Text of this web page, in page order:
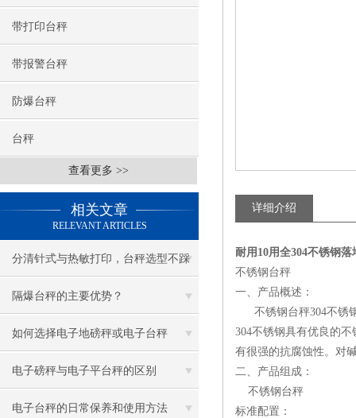
带打印台秤
带报警台秤
防爆台秤
台秤
查看更多 >>
相关文章
RELEVANT ARTICLES
分清针式与热敏打印，台秤选型不踩
坑
隔爆台秤的主要优势？
如何选择电子地磅秤或电子台秤
电子磅秤与电子平台秤的区别
电子台秤的日常保养和使用方法
详细介绍
耐用10用全304不锈钢
不锈钢台秤
一、产品概述：
不锈钢台秤304不锈钢
304不锈钢具有优良的
有很强的抗腐蚀性。对
二、产品组成：
不锈钢台秤
标准配置：